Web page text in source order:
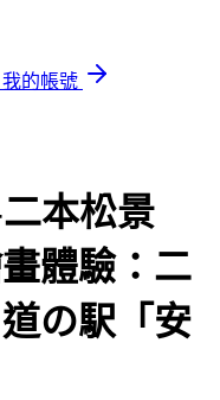
我的帳號
本松景
體驗：二
の駅「安